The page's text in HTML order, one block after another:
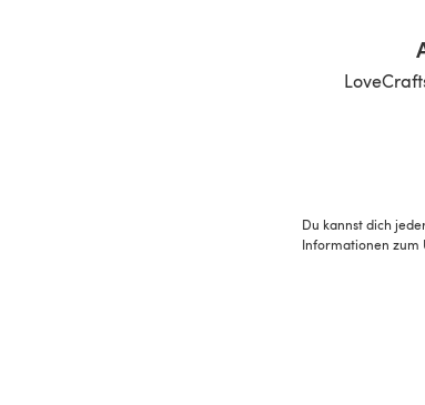
Du kannst dich
Informationen zum